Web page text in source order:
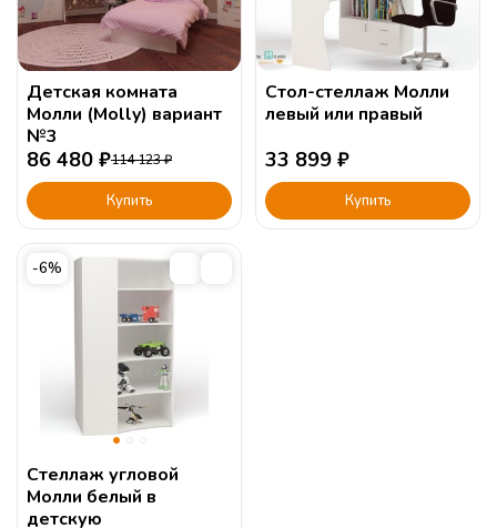
Детская комната
Молли (Molly) вариант
№3
86 480 ₽114 123₽
Купить
Стол-стеллаж Молли
левый или правый
33 899 ₽
Купить
-6%
Стеллаж угловой
Молли белый в
детскую